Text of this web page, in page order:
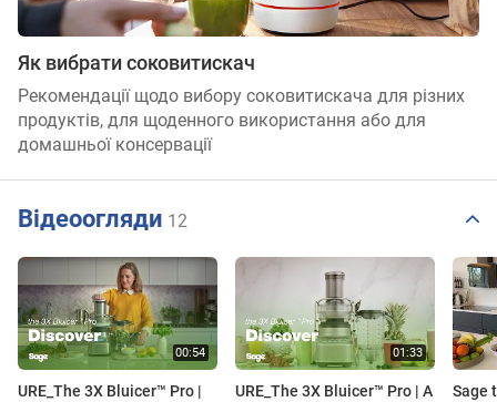
Як вибрати соковитискач
Рекомендації щодо вибору соковитискача для різних
продуктів, для щоденного використання або для
домашньої консервації
Відеоогляди 12
URE_The 3X Bluicer™ Pro |
URE_The 3X Bluicer™ Pro | A
Sage